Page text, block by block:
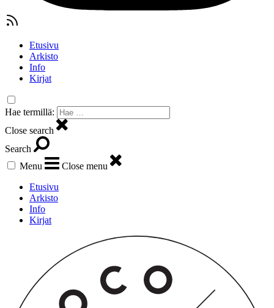
Etusivu
Arkisto
Info
Kirjat
Hae termillä:
Close search
Search
Menu
Close menu
Etusivu
Arkisto
Info
Kirjat